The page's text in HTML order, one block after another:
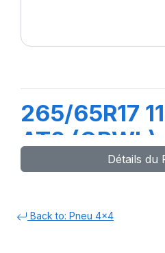
265/65R17
AT2 (ORWL)
Détails du
Back to: Pneu 4x4